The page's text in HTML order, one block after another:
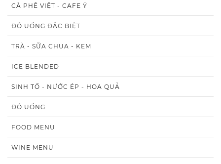
CÀ PHÊ VIỆT - CAFE Ý
ĐỒ UỐNG ĐẶC BIỆT
TRÀ - SỮA CHUA - KEM
ICE BLENDED
SINH TỐ - NƯỚC ÉP - HOA QUẢ
ĐỒ UỐNG
FOOD MENU
WINE MENU